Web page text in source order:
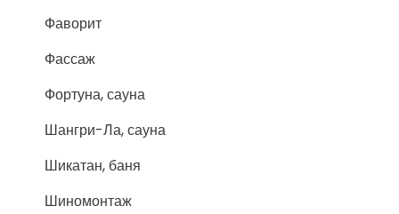
Фаворит
Фассаж
Фортуна, сауна
Шангри-Ла, сауна
Шикатан, баня
Шиномонтаж